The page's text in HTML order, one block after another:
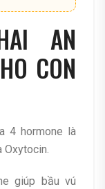
AN
CON
4 hormone là
Oxytocin.
giúp bầu vú